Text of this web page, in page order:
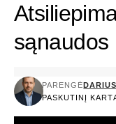
sąnaudos
PASKUTINĮ
PARENGĖ